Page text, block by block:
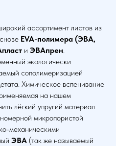
ассортимент листов из
EVA-полимера (ЭВА,
и ЭВАпрен.
экологически
сополимеризацией
Химическое вспенивание
на нашем
лёгкий упругий материал
микропористой
механическими
ЭВА (так же называемый